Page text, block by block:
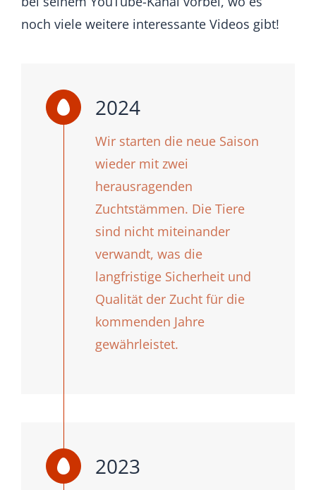
noch viele weitere interessante Videos gibt!
2024
Wir starten die neue Saison
wieder mit zwei
herausragenden
Zuchtstämmen. Die Tiere
sind nicht miteinander
verwandt, was die
langfristige Sicherheit und
Qualität der Zucht für die
kommenden Jahre
gewährleistet.
2023